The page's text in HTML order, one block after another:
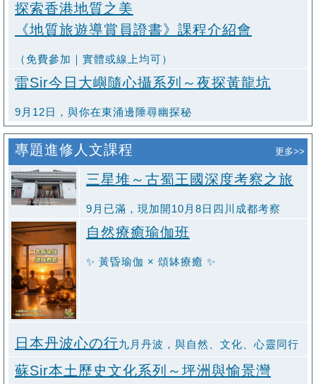
探索香港地質之美
《地質旅遊導賞員證書》課程介紹會
（免費參加｜實體或線上均可）
雷Sir今日大嶼隨心攝系列～夜探黃龍坑
9月12日，與你在東涌邊陲尋幽探秘
專題進修人文課程 更多>>
三星堆～古蜀王國深度考察之旅
9月已滿，現加開10月8日四川成都考察
自然療癒瑜伽班
✨ 黃昏瑜伽 × 頌缽療癒 ✨
日本丹波心の行九月丹波，與自然、文化、心靈同行
蘇Sir本土歷史文化系列～坪洲與愉景灣